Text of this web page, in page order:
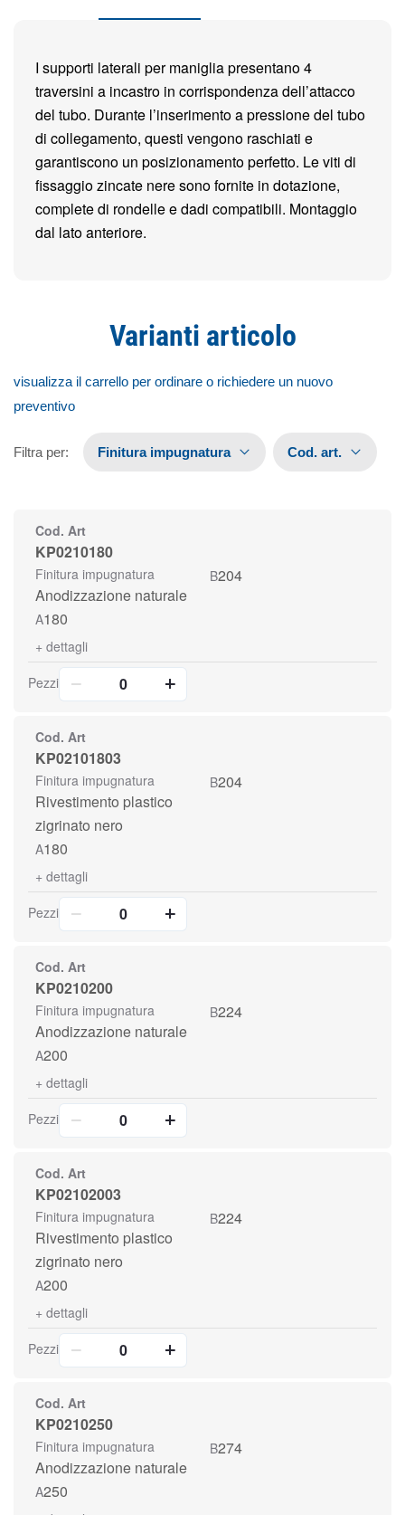
I supporti laterali per maniglia presentano 4
traversini a incastro in corrispondenza dell’attacco
del tubo. Durante l’inserimento a pressione del tubo
di collegamento, questi vengono raschiati e
garantiscono un posizionamento perfetto. Le viti di
fissaggio zincate nere sono fornite in dotazione,
complete di rondelle e dadi compatibili. Montaggio
dal lato anteriore.
Varianti articolo
visualizza il carrello per ordinare o richiedere un nuovo
preventivo
Filtra per: Finitura impugnatura Cod. art.
Cod. Art
KP0210180
Finitura impugnatura
Anodizzazione naturale
B204
A180
+ dettagli
Pezzi
Cod. Art
KP02101803
Finitura impugnatura
Rivestimento plastico
zigrinato nero
B204
A180
+ dettagli
Pezzi
Cod. Art
KP0210200
Finitura impugnatura
Anodizzazione naturale
B224
A200
+ dettagli
Pezzi
Cod. Art
KP02102003
Finitura impugnatura
Rivestimento plastico
zigrinato nero
B224
A200
+ dettagli
Pezzi
Cod. Art
KP0210250
Finitura impugnatura
Anodizzazione naturale
B274
A250